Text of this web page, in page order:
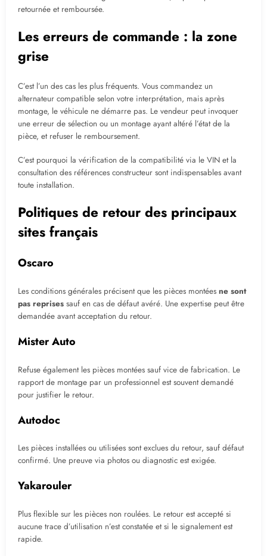
retournée et remboursée.
Les erreurs de commande : la zone
grise
C’est l’un des cas les plus fréquents. Vous commandez un
alternateur compatible selon votre interprétation, mais après
montage, le véhicule ne démarre pas. Le vendeur peut invoquer
une erreur de sélection ou un montage ayant altéré l’état de la
pièce, et refuser le remboursement.
C’est pourquoi la vérification de la compatibilité via le VIN et la
consultation des références constructeur sont indispensables avant
toute installation.
Politiques de retour des principaux
sites français
Oscaro
Les conditions générales précisent que les pièces montées ne sont
pas reprises sauf en cas de défaut avéré. Une expertise peut être
demandée avant acceptation du retour.
Mister Auto
Refuse également les pièces montées sauf vice de fabrication. Le
rapport de montage par un professionnel est souvent demandé
pour justifier le retour.
Autodoc
Les pièces installées ou utilisées sont exclues du retour, sauf défaut
confirmé. Une preuve via photos ou diagnostic est exigée.
Yakarouler
Plus flexible sur les pièces non roulées. Le retour est accepté si
aucune trace d’utilisation n’est constatée et si le signalement est
rapide.